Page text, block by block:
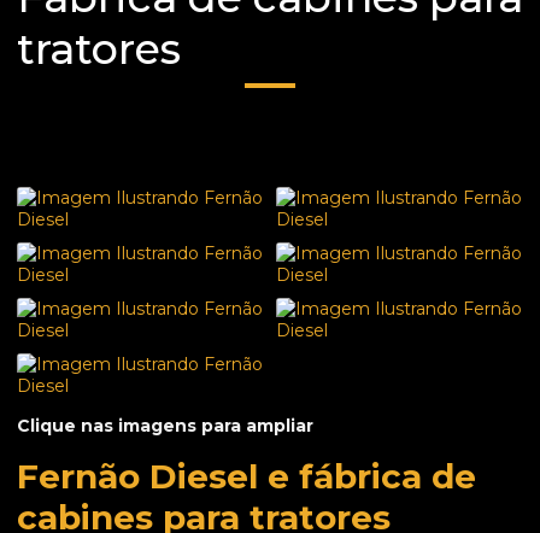
tratores
Clique nas imagens para ampliar
Fernão Diesel e fábrica de
cabines para tratores